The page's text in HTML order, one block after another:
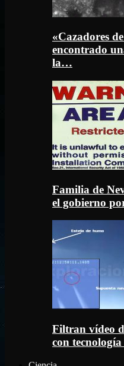
«Cazadores
encontrado
la…
Familia de
el gobierno
Filtran vídeo
con